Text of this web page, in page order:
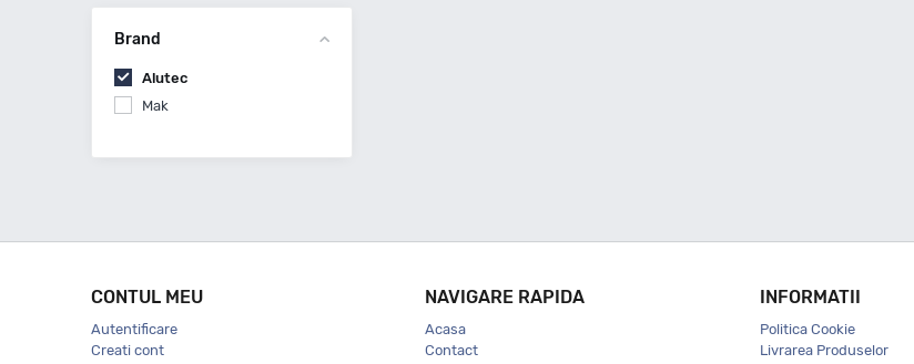
Brand
Alutec
Mak
CONTUL MEU
Autentificare
Creati cont
NAVIGARE RAPIDA
Acasa
Contact
INFORMATII
Politica Cookie
Livrarea Produselor